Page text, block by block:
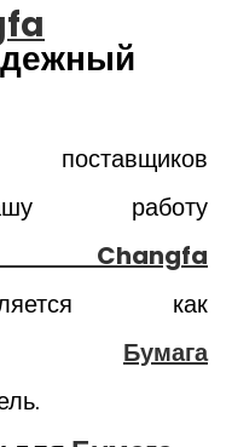
работу
как
Бумага